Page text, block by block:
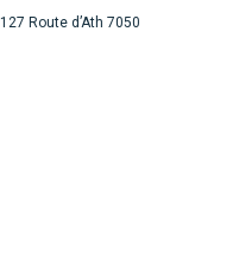
127 Route d’Ath 7050